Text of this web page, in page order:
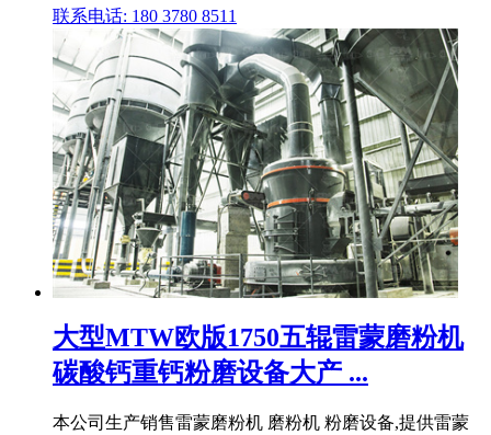
联系电话: 180 3780 8511
大型MTW欧版1750五辊雷蒙磨粉机
碳酸钙重钙粉磨设备大产 ...
本公司生产销售雷蒙磨粉机 磨粉机 粉磨设备,提供雷蒙